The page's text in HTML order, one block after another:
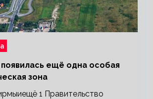
ещё одна особая
зона
1 Правительство